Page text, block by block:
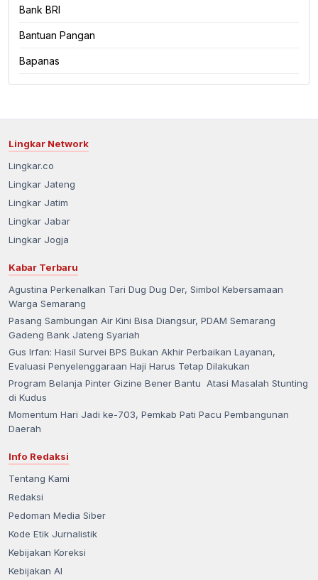
Bank BRI
Bantuan Pangan
Bapanas
Lingkar Network
Lingkar.co
Lingkar Jateng
Lingkar Jatim
Lingkar Jabar
Lingkar Jogja
Kabar Terbaru
Agustina Perkenalkan Tari Dug Dug Der, Simbol Kebersamaan
Warga Semarang
Pasang Sambungan Air Kini Bisa Diangsur, PDAM Semarang
Gadeng Bank Jateng Syariah
Gus Irfan: Hasil Survei BPS Bukan Akhir Perbaikan Layanan,
Evaluasi Penyelenggaraan Haji Harus Tetap Dilakukan
Program Belanja Pinter Gizine Bener Bantu Atasi Masalah Stunting
di Kudus
Momentum Hari Jadi ke-703, Pemkab Pati Pacu Pembangunan
Daerah
Info Redaksi
Tentang Kami
Redaksi
Pedoman Media Siber
Kode Etik Jurnalistik
Kebijakan Koreksi
Kebijakan AI